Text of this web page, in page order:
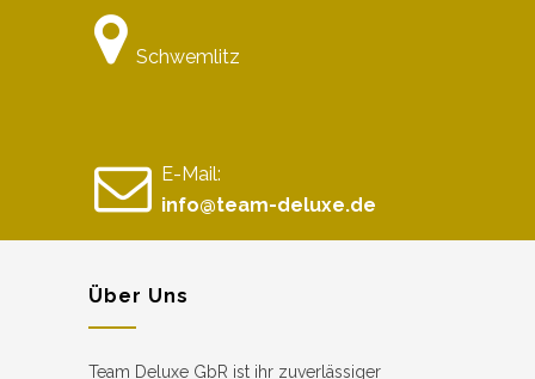
Schwemlitz
E-Mail:
info@team-deluxe.de
Über Uns
Team Deluxe GbR ist ihr zuverlässiger